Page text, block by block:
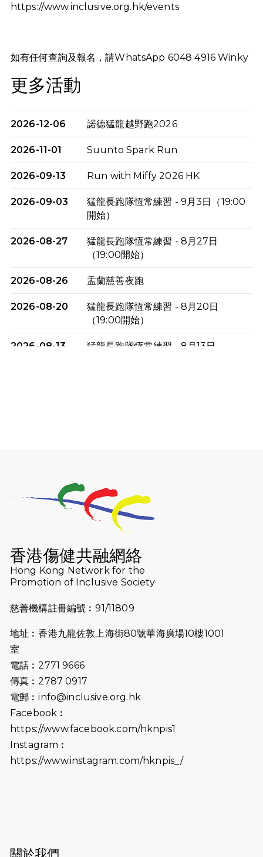
https://www.inclusive.org.hk/events
如有任何查詢及報名，請WhatsApp 6048 4916 Winky
更多活動
2026-12-06 諾德猛龍越野跑2026
2026-11-01 Suunto Spark Run
2026-09-13 Run with Miffy 2026 HK
2026-09-03
猛龍長跑隊恆常練習 - 9月3日（19:00
開始）
2026-08-27
猛龍長跑隊恆常練習 - 8月27日
（19:00開始）
2026-08-26 盂蘭慈善夜跑
2026-08-20
猛龍長跑隊恆常練習 - 8月20日
（19:00開始）
2026-08-13
猛龍長跑隊恆常練習 - 8月13日
2026-07-23
猛龍長跑隊恆常練習 - 7月23日
（19:00開始）
猛龍長跑隊恆常練習 - 7月16日
2026-07-10
【猛龍戈壁118公里分享暨香港傷健共
融網絡15周年晚宴】
2026-07-09
猛龍長跑隊恆常練習 - 7月9日（19:00
2026-07-02
2026-06-25
（19:00開始）
2026-06-18
猛龍長跑隊恆常練習 - 6月18日
2026-06-11
猛龍長跑隊恆常練習 - 6月11日（19:00
香港傷健共融網絡
Hong Kong Network for the
Promotion of Inclusive Society
慈善機構註冊編號︰91/11809
地址︰香港九龍佐敦上海街80號華海廣場10樓1001
室
電話︰2771 9666
傳真︰2787 0917
電郵︰info@inclusive.org.hk
Facebook︰
https://www.facebook.com/hknpis1
Instagram︰
https://www.instagram.com/hknpis_/
關於我們